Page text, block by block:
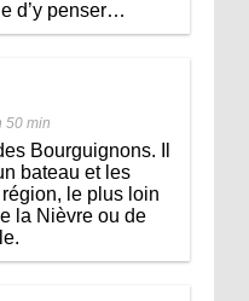
d’y penser…
50 min
Bourguignons. Il
bateau et les
le plus loin
la Nièvre ou de